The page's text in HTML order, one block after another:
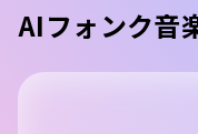
AIフォンク音